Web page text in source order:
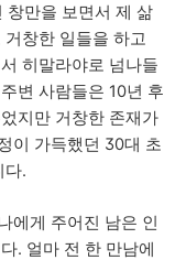
창만을 보면서 제 삶
창한 일들을 하고
히말라야로 넘나들
변 사람들은 10년 후
지만 거창한 존재가
이 가득했던 30대 초
다.
에게 주어진 남은 인
. 얼마 전 한 만남에